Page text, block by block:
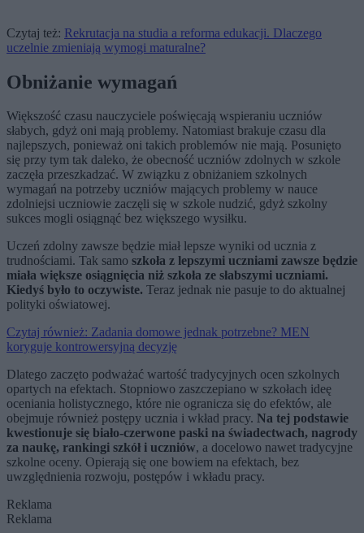
Czytaj też: Rekrutacja na studia a reforma edukacji. Dlaczego
uczelnie zmieniają wymogi maturalne?
Obniżanie wymagań
Większość czasu nauczyciele poświęcają wspieraniu uczniów
słabych, gdyż oni mają problemy. Natomiast brakuje czasu dla
najlepszych, ponieważ oni takich problemów nie mają. Posunięto
się przy tym tak daleko, że obecność uczniów zdolnych w szkole
zaczęła przeszkadzać. W związku z obniżaniem szkolnych
wymagań na potrzeby uczniów mających problemy w nauce
zdolniejsi uczniowie zaczęli się w szkole nudzić, gdyż szkolny
sukces mogli osiągnąć bez większego wysiłku.
Uczeń zdolny zawsze będzie miał lepsze wyniki od ucznia z
trudnościami. Tak samo szkoła z lepszymi uczniami zawsze będzie
miała większe osiągnięcia niż szkoła ze słabszymi uczniami.
Kiedyś było to oczywiste. Teraz jednak nie pasuje to do aktualnej
polityki oświatowej.
Czytaj również: Zadania domowe jednak potrzebne? MEN
koryguje kontrowersyjną decyzję
Dlatego zaczęto podważać wartość tradycyjnych ocen szkolnych
opartych na efektach. Stopniowo zaszczepiano w szkołach ideę
oceniania holistycznego, które nie ogranicza się do efektów, ale
obejmuje również postępy ucznia i wkład pracy. Na tej podstawie
kwestionuje się biało-czerwone paski na świadectwach, nagrody
za naukę, rankingi szkół i uczniów, a docelowo nawet tradycyjne
szkolne oceny. Opierają się one bowiem na efektach, bez
uwzględnienia rozwoju, postępów i wkładu pracy.
Reklama
Reklama